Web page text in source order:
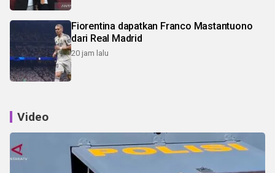
Fiorentina dapatkan Franco Mastantuono
dari Real Madrid
20 jam lalu
Video